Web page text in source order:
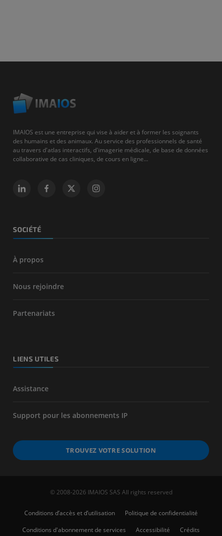
IMAIOS est une entreprise qui vise à aider et à former les soignants
des humains et des animaux. Au service des professionnels de santé
au travers d'atlas interactifs, d'imagerie médicale, de base de données
collaborative de cas cliniques, de cours en ligne...
SOCIÉTÉ
À propos
Nous rejoindre
Partenariats
LIENS UTILES
Assistance
Support pour les abonnements IP
TROUVEZ VOTRE SOLUTION
© 2008-2026 IMAIOS SAS All rights reserved
Conditions d’accès et d’utilisation
Politique de confidentialité
Conditions d'abonnement de services
Accessibilité Crédits